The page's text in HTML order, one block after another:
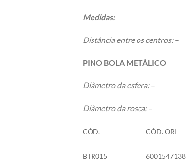
Medidas:
Distância entre os centros:–
PINO BOLA METÁLICO
Diâmetro da esfera:–
Diâmetro da rosca:–
CÓD. CÓD. ORI
BTR015 6001547138